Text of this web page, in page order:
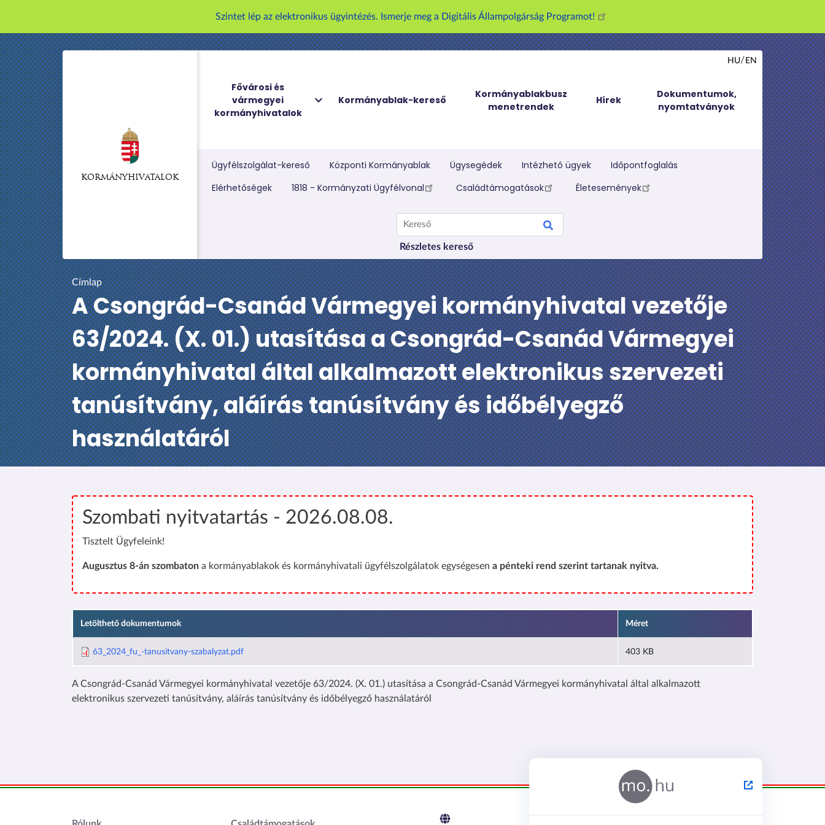
r
t
a
o
r
a
Szintet lép az elektronikus ügyintézés. Ismerje meg a Digitális Állampolgárság Programot!
KORMÁNYHIVATALOK
Fővárosi és
vármegyei
kormányhivatalok
Kormányablak-kereső
Kormányablakbusz
menetrendek
Hírek
Dokumentumok,
nyomtatványok
HU EN
Kereső melletti menü
Ügyfélszolgálat-kereső Központi Kormányablak Ügysegédek Intézhető ügyek
Időpontfoglalás
Elérhetőségek
1818 - Kormányzati Ügyfélvonal Családtámogatások Életesemények
Kereső
Részletes kereső
Címlap
A Csongrád-Csanád Vármegyei kormányhivatal vezetője
63/2024. (X. 01.) utasítása a Csongrád-Csanád Vármegyei
kormányhivatal által alkalmazott elektronikus szervezeti
tanúsítvány, aláírás tanúsítvány és időbélyegző
használatáról
Szombati nyitvatartás - 2026.08.08.
Tisztelt Ügyfeleink!
Augusztus 8-án szombaton a kormányablakok és kormányhivatali ügyfélszolgálatok egységesen a pénteki rend szerint tartanak nyitva.
Letölthető dokumentumok Méret
63_2024_fu_-tanusitvany-szabalyzat.pdf 403 KB
A Csongrád-Csanád Vármegyei kormányhivatal vezetője 63/2024. (X. 01.) utasítása a Csongrád-Csanád Vármegyei kormányhivatal által alkalmazott
elektronikus szervezeti tanúsítvány, aláírás tanúsítvány és időbélyegző használatáról